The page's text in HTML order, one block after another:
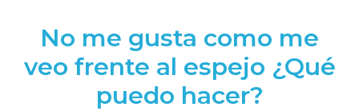
No me gusta como me
veo frente al espejo ¿Qué
puedo hacer?